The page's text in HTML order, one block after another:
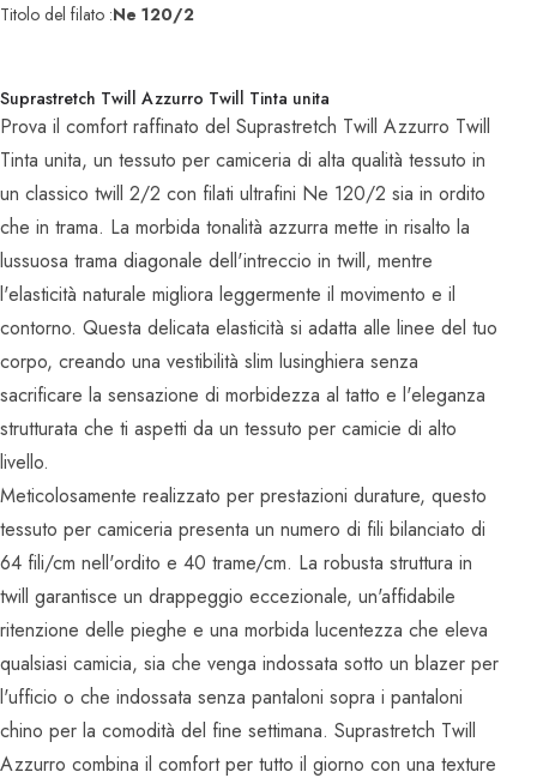
Titolo del filato :Ne 120/2
Suprastretch Twill Azzurro Twill Tinta unita
Prova il comfort raffinato del Suprastretch Twill Azzurro Twill
Tinta unita, un tessuto per camiceria di alta qualità tessuto in
un classico twill 2/2 con filati ultrafini Ne 120/2 sia in ordito
che in trama. La morbida tonalità azzurra mette in risalto la
lussuosa trama diagonale dell'intreccio in twill, mentre
l'elasticità naturale migliora leggermente il movimento e il
contorno. Questa delicata elasticità si adatta alle linee del tuo
corpo, creando una vestibilità slim lusinghiera senza
sacrificare la sensazione di morbidezza al tatto e l'eleganza
strutturata che ti aspetti da un tessuto per camicie di alto
livello.
Meticolosamente realizzato per prestazioni durature, questo
tessuto per camiceria presenta un numero di fili bilanciato di
64 fili/cm nell'ordito e 40 trame/cm. La robusta struttura in
twill garantisce un drappeggio eccezionale, un'affidabile
ritenzione delle pieghe e una morbida lucentezza che eleva
qualsiasi camicia, sia che venga indossata sotto un blazer per
l'ufficio o che indossata senza pantaloni sopra i pantaloni
chino per la comodità del fine settimana. Suprastretch Twill
Azzurro combina il comfort per tutto il giorno con una texture